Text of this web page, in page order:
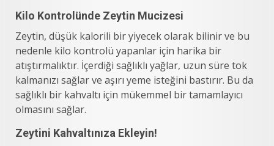
Kilo Kontrolünde Zeytin Mucizesi
Zeytin, düşük kalorili bir yiyecek olarak bilinir ve bu
nedenle kilo kontrolü yapanlar için harika bir
atıştırmalıktır. İçerdiği sağlıklı yağlar, uzun süre tok
kalmanızı sağlar ve aşırı yeme isteğini bastırır. Bu da
sağlıklı bir kahvaltı için mükemmel bir tamamlayıcı
olmasını sağlar.
Zeytini Kahvaltınıza Ekleyin!